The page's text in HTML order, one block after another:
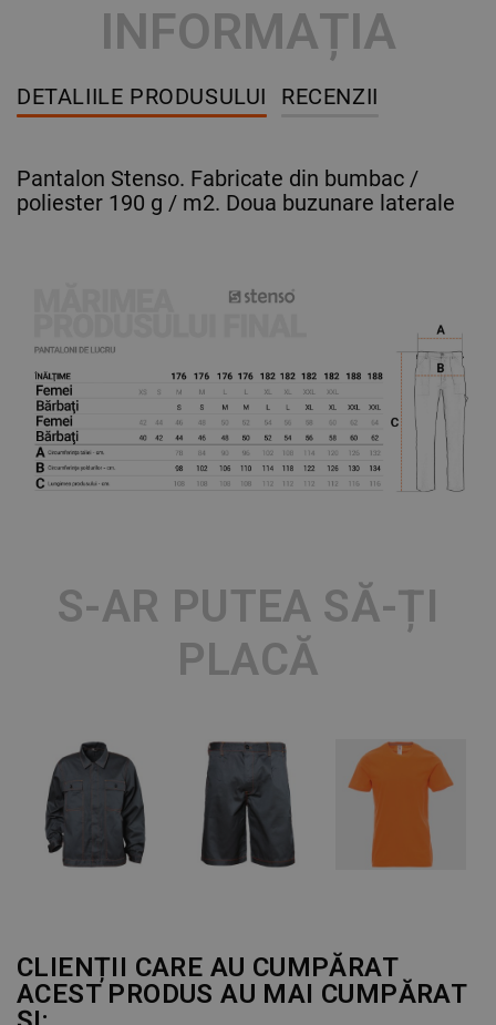
INFORMAȚIA
DETALIILE PRODUSULUI RECENZII
Pantalon Stenso. Fabricate din bumbac /
poliester 190 g / m2. Doua buzunare laterale
S-AR PUTEA SĂ-ȚI
PLACĂ
CLIENȚII CARE AU CUMPĂRAT
ACEST PRODUS AU MAI CUMPĂRAT